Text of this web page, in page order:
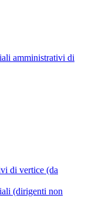
amministrativi di
di vertice (da
(dirigenti non